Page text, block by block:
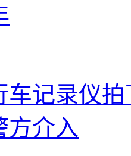
车记录仪
方介入